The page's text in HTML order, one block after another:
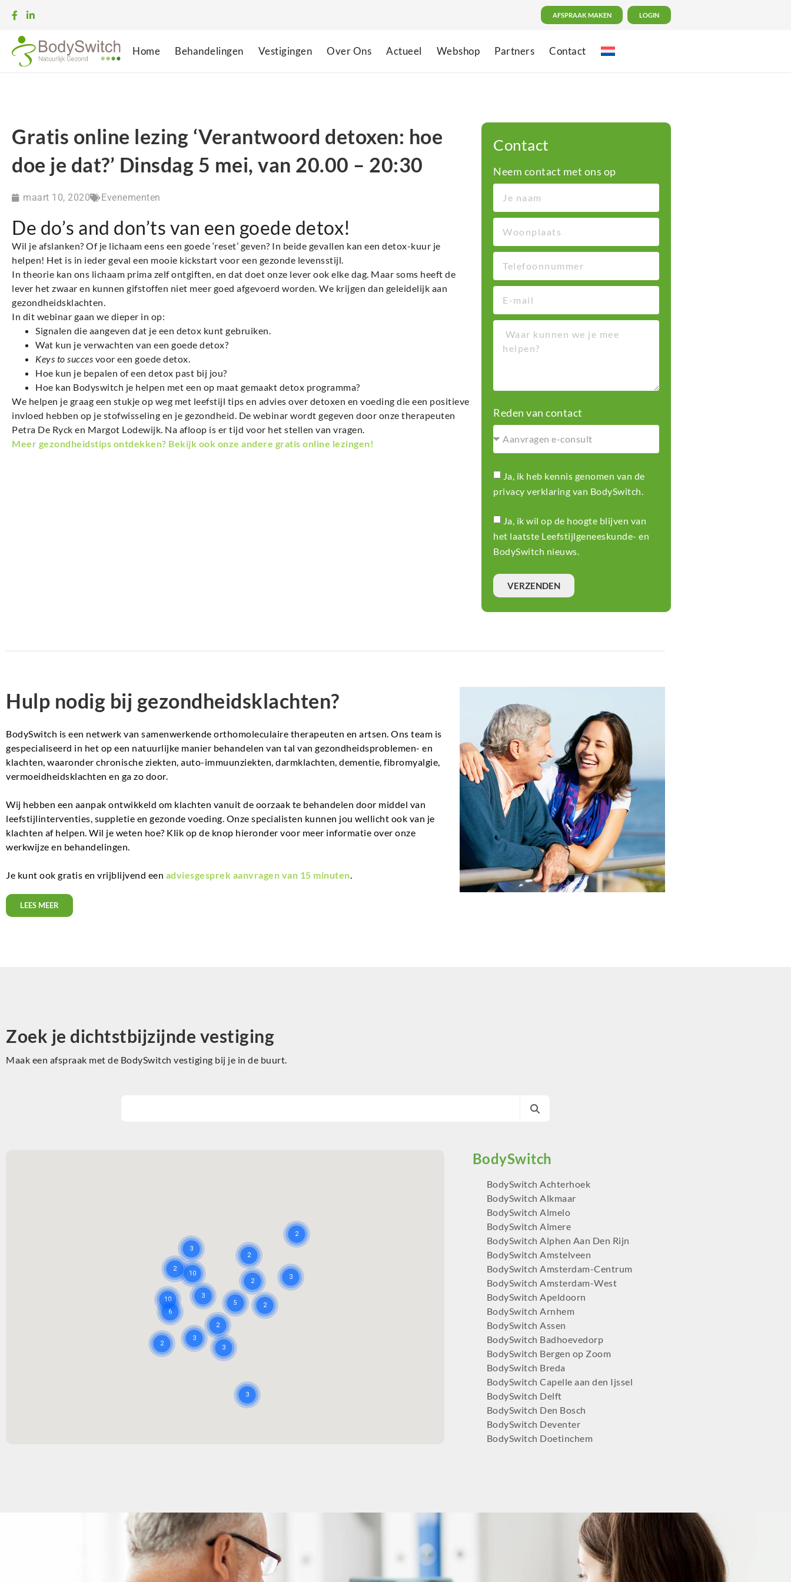
AFSPRAAK MAKEN LOGIN
Home Behandelingen Vestigingen Over Ons Actueel Webshop Partners Contact
Gratis online lezing ‘Verantwoord detoxen: hoe
doe je dat?’ Dinsdag 5 mei, van 20.00 – 20:30
maart 10, 2020 Evenementen
De do’s and don’ts van een goede detox!
Wil je afslanken? Of je lichaam eens een goede ‘reset’ geven? In beide gevallen kan een detox-kuur je
helpen! Het is in ieder geval een mooie kickstart voor een gezonde levensstijl.
In theorie kan ons lichaam prima zelf ontgiften, en dat doet onze lever ook elke dag. Maar soms heeft de
lever het zwaar en kunnen gifstoffen niet meer goed afgevoerd worden. We krijgen dan geleidelijk aan
gezondheidsklachten.
In dit webinar gaan we dieper in op:
Signalen die aangeven dat je een detox kunt gebruiken.
Wat kun je verwachten van een goede detox?
Keys to succes voor een goede detox.
Hoe kun je bepalen of een detox past bij jou?
Hoe kan Bodyswitch je helpen met een op maat gemaakt detox programma?
We helpen je graag een stukje op weg met leefstijl tips en advies over detoxen en voeding die een positieve
invloed hebben op je stofwisseling en je gezondheid. De webinar wordt gegeven door onze therapeuten
Petra De Ryck en Margot Lodewijk. Na afloop is er tijd voor het stellen van vragen.
Meer gezondheidstips ontdekken? Bekijk ook onze andere gratis online lezingen!
Contact
Neem contact met ons op
Reden van contact
Ja, ik heb kennis genomen van de
privacy verklaring van BodySwitch.
Ja, ik wil op de hoogte blijven van
het laatste Leefstijlgeneeskunde- en
BodySwitch nieuws.
VERZENDEN
Hulp nodig bij gezondheidsklachten?
BodySwitch is een netwerk van samenwerkende orthomoleculaire therapeuten en artsen. Ons team is
gespecialiseerd in het op een natuurlijke manier behandelen van tal van gezondheidsproblemen- en
klachten, waaronder chronische ziekten, auto-immuunziekten, darmklachten, dementie, fibromyalgie,
vermoeidheidsklachten en ga zo door.
Wij hebben een aanpak ontwikkeld om klachten vanuit de oorzaak te behandelen door middel van
leefstijlinterventies, suppletie en gezonde voeding. Onze specialisten kunnen jou wellicht ook van je
klachten af helpen. Wil je weten hoe? Klik op de knop hieronder voor meer informatie over onze
werkwijze en behandelingen.
Je kunt ook gratis en vrijblijvend een adviesgesprek aanvragen van 15 minuten.
LEES MEER
Zoek je dichtstbijzijnde vestiging
Maak een afspraak met de BodySwitch vestiging bij je in de buurt.
BodySwitch Achterhoek
BodySwitch Alkmaar
BodySwitch Almelo
BodySwitch Almere
BodySwitch Alphen Aan Den Rijn
BodySwitch Amstelveen
BodySwitch Amsterdam-Centrum
BodySwitch Amsterdam-West
BodySwitch Apeldoorn
BodySwitch Arnhem
BodySwitch Assen
BodySwitch Badhoevedorp
BodySwitch Bergen op Zoom
BodySwitch Breda
BodySwitch Capelle aan den Ijssel
BodySwitch Delft
BodySwitch Den Bosch
BodySwitch Deventer
BodySwitch Doetinchem
BodySwitch Gilze-Rijen
BodySwitch Goeree-Overflakkee
BodySwitch Groningen-Centrum
BodySwitch Haaglanden-Oost